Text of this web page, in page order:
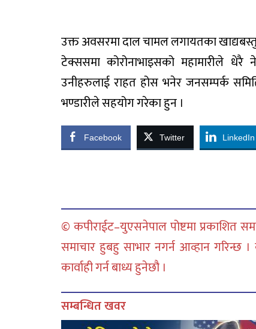
उक्त अवसरमा दाल चामल लगायतका
टेक्ससमा कोरोनाभाइसको महामारीले धेरै
उनीहरुलाई राहत होस भनेर जनसम्पर्क
भण्डारीले सहयोग गरेका हुन ।
Facebook Twitter LinkedIn
© कपीराईट–युएसनेपाल पोष्टमा प्रकाशित
समाचार हुबहु साभार नगर्न आव्हान गरिन्छ
कार्वाही गर्न बाध्य हुनेछौ ।
सम्बन्धित खवर